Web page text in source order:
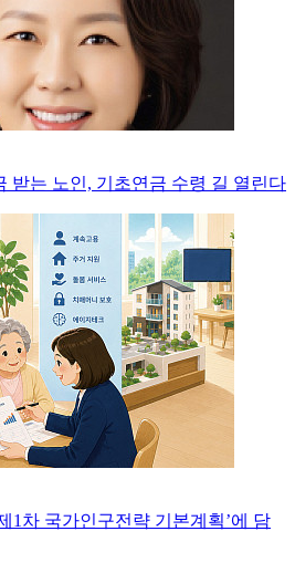
받는 노인, 기초연금 수령 길 열린다
1차 국가인구전략 기본계획’에 담